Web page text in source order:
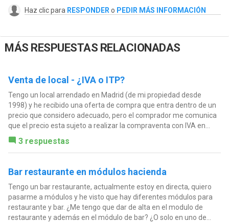
Haz clic para RESPONDER o PEDIR MÁS INFORMACIÓN
MÁS RESPUESTAS RELACIONADAS
Venta de local - ¿IVA o ITP?
Tengo un local arrendado en Madrid (de mi propiedad desde
1998) y he recibido una oferta de compra que entra dentro de un
precio que considero adecuado, pero el comprador me comunica
que el precio esta sujeto a realizar la compraventa con IVA en...
3 respuestas
Bar restaurante en módulos hacienda
Tengo un bar restaurante, actualmente estoy en directa, quiero
pasarme a módulos y he visto que hay diferentes módulos para
restaurante y bar. ¿Me tengo que dar de alta en el modulo de
restaurante y además en el módulo de bar? ¿O solo en uno de...